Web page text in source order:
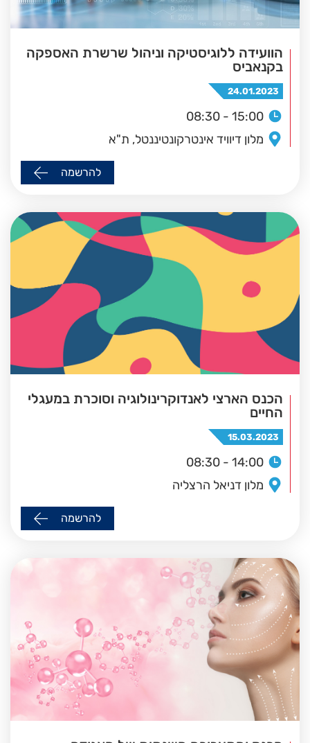
הוועידה ללוגיסטיקה וניהול שרשרת האספקה
בקנאביס
24.01.2023
08:30 - 15:00
מלון דיוויד אינטרקונטיננטל, ת"א
להרשמה
הכנס הארצי לאנדוקרינולוגיה וסוכרת במעגלי
החיים
15.03.2023
08:30 - 14:00
מלון דניאל הרצליה
להרשמה